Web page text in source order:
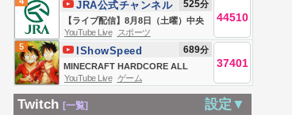
【ライブ配信】8月8日（土曜）中央
競馬全レース中継（新潟・中京・札
幌）
JRA公式チャンネル 525分
44510
YouTube Live
スポーツ
5
MINECRAFT HARDCORE ALL
BOSSES DAY 1 🍄🔨🧟‍♂️ft. KaiCenat
IShowSpeed 689分
37401
YouTube Live ゲーム
Twitch [一覧] 設定▼